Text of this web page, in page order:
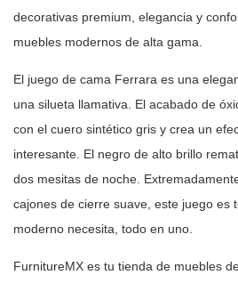
decorativas premium, elegancia y
muebles modernos de alta gama.
El juego de cama Ferrara es una
una silueta llamativa. El acabado de
con el cuero sintético gris y crea un
interesante. El negro de alto brillo
dos mesitas de noche.
cajones de cierre suave, este juego es
moderno necesita, todo en uno.
FurnitureMX es tu tienda de muebles